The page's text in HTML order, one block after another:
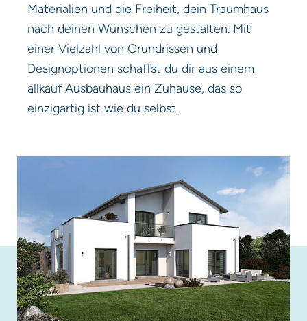
Kontaktaufnahme bzw. die Kontaktaufnahme per
E-Mail, Textnachricht oder Messengerdienst). Ich
kann meine Einwilligung jederzeit mit Wirkung
für die Zukunft gegenüber der allkauf haus
GmbH widerrufen.
Informationspflicht gem. Art. 13 DSGVO
Jetzt kostenlos anfordern
Materialien und die Freiheit, dein Traumhaus
nach deinen Wünschen zu gestalten. Mit
einer Vielzahl von Grundrissen und
Designoptionen schaffst du dir aus einem
allkauf Ausbauhaus ein Zuhause, das so
einzigartig ist wie du selbst.